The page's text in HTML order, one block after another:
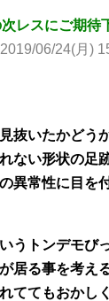
レスにご期待
2019/06/24(月)
抜いたかどう
ない形状の足
異常性に目を
うトンデモび
居る事を考え
ててもおかし